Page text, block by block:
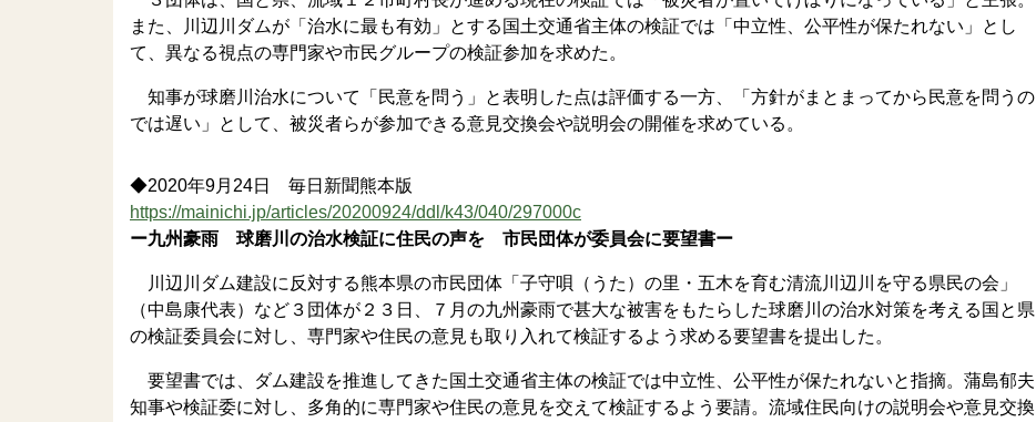
また、川辺川ダムが「治水に最も有効」とする国土交通省主体の検証では「中立性、公平性が保たれない」とし
て、異なる視点の専門家や市民グループの検証参加を求めた。
知事が球磨川治水について「民意を問う」と表明した点は評価する一方、「方針がまとまってから民意を問うの
では遅い」として、被災者らが参加できる意見交換会や説明会の開催を求めている。
◆2020年9月24日 毎日新聞熊本版
https://mainichi.jp/articles/20200924/ddl/k43/040/297000c
ー九州豪雨 球磨川の治水検証に住民の声を 市民団体が委員会に要望書ー
川辺川ダム建設に反対する熊本県の市民団体「子守唄（うた）の里・五木を育む清流川辺川を守る県民の会」
（中島康代表）など３団体が２３日、７月の九州豪雨で甚大な被害をもたらした球磨川の治水対策を考える国と県
の検証委員会に対し、専門家や住民の意見も取り入れて検証するよう求める要望書を提出した。
要望書では、ダム建設を推進してきた国土交通省主体の検証では中立性、公平性が保たれないと指摘。蒲島郁夫
知事や検証委に対し、多角的に専門家や住民の意見を交えて検証するよう要請。流域住民向けの説明会や意見交換